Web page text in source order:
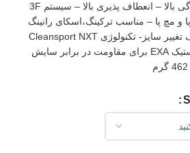
ناهموار با خواص چسبندگی بالا – انعطاف پذیری بالا – سیستم 3F
پا و مچ پا – مناسب ترکینگ،اسکای رانینگ
و کوهپیمایی – دارای کف تغییر سایز- تکنولوژی Cleansport NXT
– پوسته بالایی مش بالستیک EXA برای مقاومت در برابر سایش